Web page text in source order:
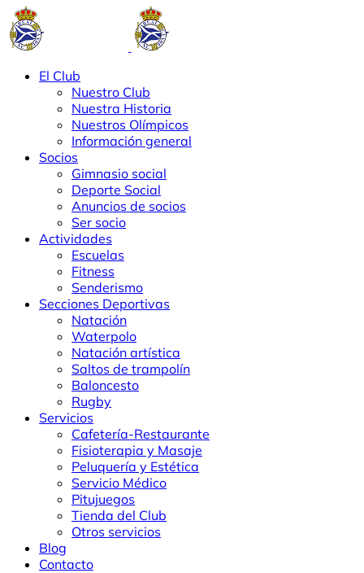
El Club
Nuestro Club
Nuestra Historia
Nuestros Olímpicos
Información general
Socios
Gimnasio social
Deporte Social
Anuncios de socios
Ser socio
Actividades
Escuelas
Fitness
Senderismo
Secciones Deportivas
Natación
Waterpolo
Natación artística
Saltos de trampolín
Baloncesto
Rugby
Servicios
Cafetería-Restaurante
Fisioterapia y Masaje
Peluquería y Estética
Servicio Médico
Pitujuegos
Tienda del Club
Otros servicios
Blog
Contacto